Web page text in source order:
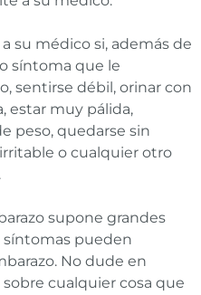
su médico si, además de
síntoma que le
sentirse débil, orinar con
estar muy pálida,
peso, quedarse sin
o cualquier otro
supone grandes
síntomas pueden
No dude en
cualquier cosa que